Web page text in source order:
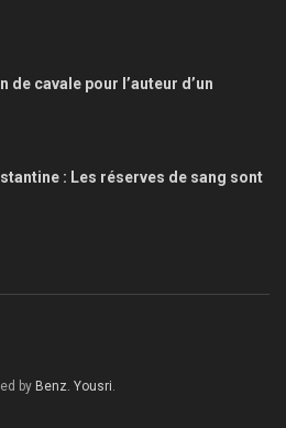
de cavale pour l’auteur d’un
: Les réserves de sang sont
by Benz. Yousri.